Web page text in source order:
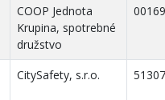
COOP Jednota
Krupina, spotrebné
družstvo
CitySafety, s.r.o.